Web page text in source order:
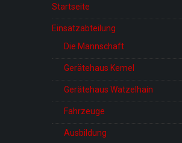
Startseite
Einsatzabteilung
Die Mannschaft
Gerätehaus Kemel
Gerätehaus Watzelhain
Fahrzeuge
Ausbildung